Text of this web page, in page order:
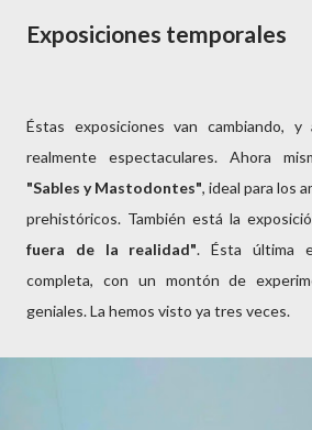
Exposiciones temporales
Éstas exposiciones van cambiando,
realmente espectaculares. Ahora
"Sables y Mastodontes", ideal para los
prehistóricos. También está la
fuera de la realidad". Ésta última
completa, con un montón de
geniales. La hemos visto ya tres veces.